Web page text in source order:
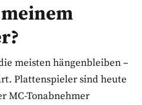
meinem
meisten hängenbleiben –
Plattenspieler sind heute
MC-Tonabnehmer